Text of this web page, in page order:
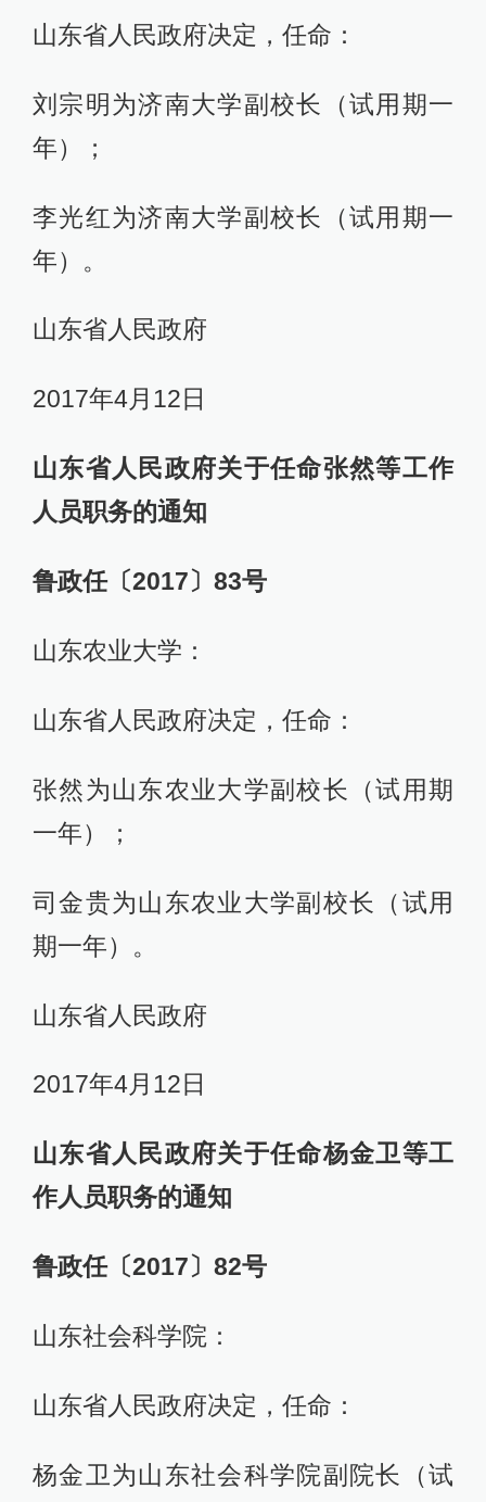
山东省人民政府决定，任命：
刘宗明为济南大学副校长（试用期一
年）；
李光红为济南大学副校长（试用期一
年）。
山东省人民政府
2017年4月12日
山东省人民政府关于任命张然等工作
人员职务的通知
鲁政任〔2017〕83号
山东农业大学：
山东省人民政府决定，任命：
张然为山东农业大学副校长（试用期
一年）；
司金贵为山东农业大学副校长（试用
期一年）。
山东省人民政府
2017年4月12日
山东省人民政府关于任命杨金卫等工
作人员职务的通知
鲁政任〔2017〕82号
山东社会科学院：
山东省人民政府决定，任命：
杨金卫为山东社会科学院副院长（试